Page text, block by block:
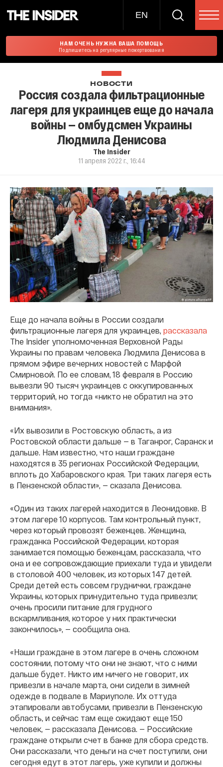
EN
НАМ ОЧЕНЬ НУЖНА ВАША ПОМОЩЬ
Подпишитесь на регулярные пожертвования
НОВОСТИ
Россия создала фильтрационные
лагеря для украинцев еще до начала
войны — омбудсмен Украины
Людмила Денисова
The Insider
11 апреля 2022 г., 16:44
Еще до начала войны в России создали
фильтрационные лагеря для украинцев, рассказала
The Insider уполномоченная Верховной Рады
Украины по правам человека Людмила Денисова в
прямом эфире вечерних новостей с Марфой
Смирновой. По ее словам, 18 февраля в Россию
вывезли 90 тысяч украинцев с оккупированных
территорий, но тогда «никто не обратил на это
внимания».
«Их вывозили в Ростовскую область, а из
Ростовской области дальше — в Таганрог, Саранск и
дальше. Нам известно, что наши граждане
находятся в 35 регионах Российской Федерации,
вплоть до Хабаровского края. Три таких лагеря есть
в Пензенской области», — сказала Денисова.
«Один из таких лагерей находится в Леонидовке. В
этом лагере 10 корпусов. Там контрольный пункт,
через который провозят беженцев. Женщина,
гражданка Российской Федерации, которая
занимается помощью беженцам, рассказала, что
она и ее сопровождающие приехали туда и увидели
в столовой 400 человек, из которых 147 детей.
Среди детей есть совсем груднички, граждане
Украины, которых принудительно туда привезли;
очень просили питание для грудного
вскармливания, которое у них практически
закончилось», — сообщила она.
«Наши граждане в этом лагере в очень сложном
состоянии, потому что они не знают, что с ними
дальше будет. Никто им ничего не говорит, их
привезли в начале марта, они сидели в зимней
одежде в подвале в Мариуполе. Их оттуда
этапировали автобусами, привезли в Пензенскую
область, и сейчас там еще ожидают еще 150
человек, — рассказала Денисова. — Российские
граждане открыли счет в банке для сбора средств.
Они рассказали, что деньги на счет поступили, они
сегодня едут в этот лагерь, уже купили и должны